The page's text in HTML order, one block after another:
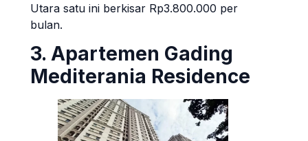
Utara satu ini berkisar Rp3.800.000 per
bulan.
3. Apartemen Gading
Mediterania Residence